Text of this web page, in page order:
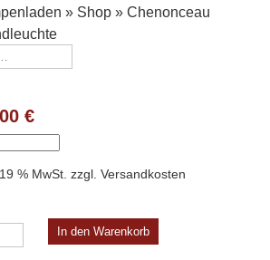
» Shop» Chenonceau
€
% MwSt. zzgl. Versandkosten
In den Warenkorb